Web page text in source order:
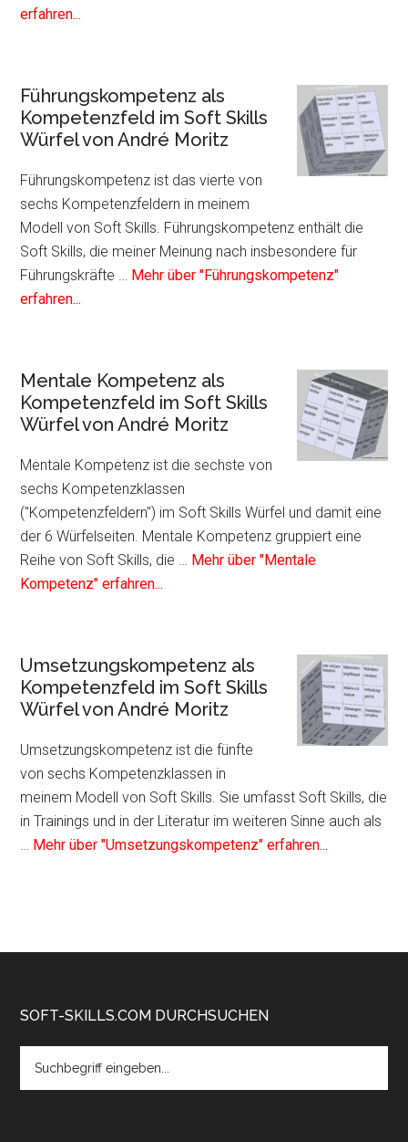
erfahren...
Personale
Kompetenz
als
im
Soft
Skills
Würfel
von
Führungskompetenz als
Kompetenzfeld im Soft Skills
Würfel von André Moritz
Führungskompetenz ist das vierte von
sechs Kompetenzfeldern in meinem
Modell von Soft Skills. Führungskompetenz enthält die
Soft Skills, die meiner Meinung nach insbesondere für
Führungskräfte … Mehr über "Führungskompetenz"
erfahren...
Führungskompetenz
als
Kompetenzfeld
Soft
Skills
Würfel
von
André
Moritz
Mentale Kompetenz als
Kompetenzfeld im Soft Skills
Würfel von André Moritz
Mentale Kompetenz ist die sechste von
sechs Kompetenzklassen
("Kompetenzfeldern") im Soft Skills Würfel und damit eine
der 6 Würfelseiten. Mentale Kompetenz gruppiert eine
Reihe von Soft Skills, die … Mehr über "Mentale
Kompetenz" erfahren...
Mentale
Kompetenz
als
im
Soft
Skills
Würfel
von
Umsetzungskompetenz als
Kompetenzfeld im Soft Skills
Würfel von André Moritz
Umsetzungskompetenz ist die fünfte
von sechs Kompetenzklassen in
meinem Modell von Soft Skills. Sie umfasst Soft Skills, die
in Trainings und in der Literatur im weiteren Sinne auch als
… Mehr über "Umsetzungskompetenz" erfahren...
Footer
SOFT-SKILLS.COM DURCHSUCHEN
the